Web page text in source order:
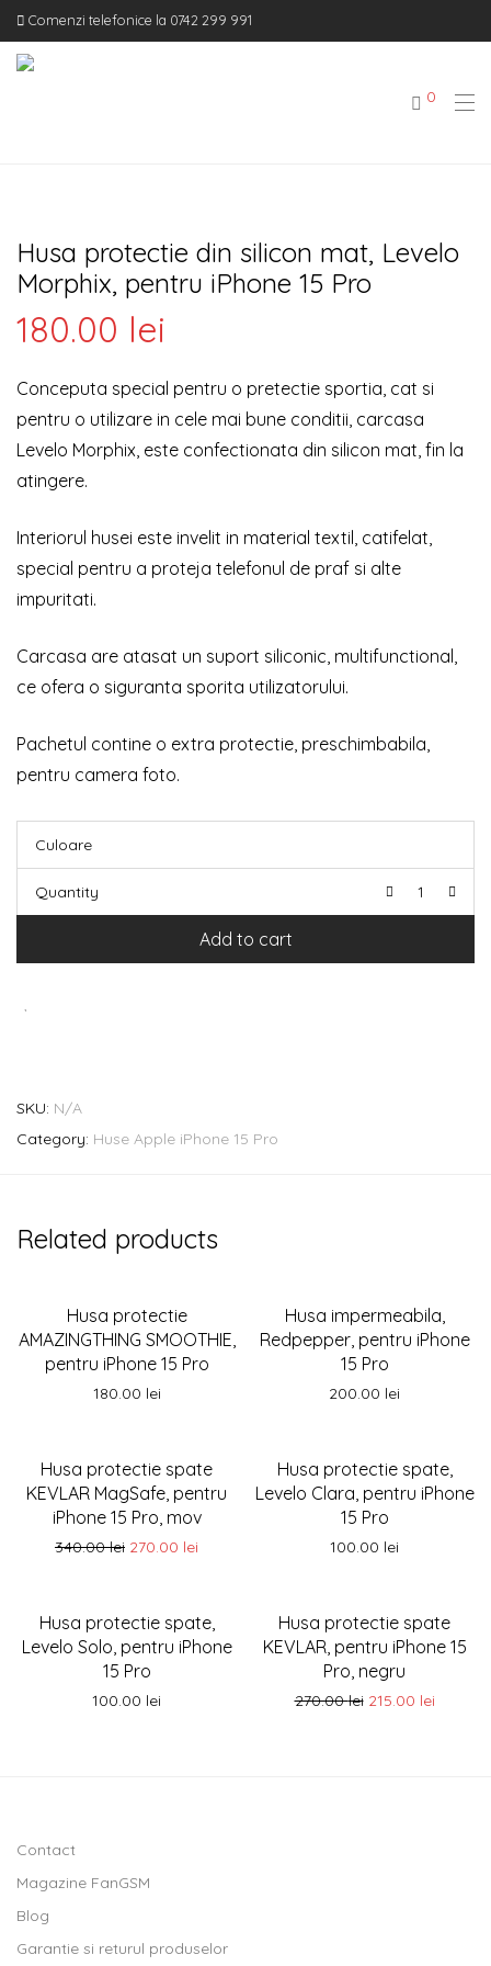
Comenzi telefonice la 0742 299 991
0
Husa protectie din silicon mat, Levelo
Morphix, pentru iPhone 15 Pro
180.00 lei
Conceputa special pentru o pretectie sportia, cat si
pentru o utilizare in cele mai bune conditii, carcasa
Levelo Morphix, este confectionata din silicon mat, fin la
atingere.
Interiorul husei este invelit in material textil, catifelat,
special pentru a proteja telefonul de praf si alte
impuritati.
Carcasa are atasat un suport siliconic, multifunctional,
ce ofera o siguranta sporita utilizatorului.
Pachetul contine o extra protectie, preschimbabila,
pentru camera foto.
Culoare
Quantity
Add to cart
SKU: N/A
Category: Huse Apple iPhone 15 Pro
Related products
Husa protectie
AMAZINGTHING SMOOTHIE,
pentru iPhone 15 Pro
180.00 lei
Husa impermeabila,
Redpepper, pentru iPhone
15 Pro
200.00 lei
-21 %
Husa protectie spate
KEVLAR MagSafe, pentru
iPhone 15 Pro, mov
340.00lei 270.00 lei
Husa protectie spate,
Levelo Clara, pentru iPhone
15 Pro
100.00 lei
Husa protectie spate,
Levelo Solo, pentru iPhone
15 Pro
100.00 lei
-20 %
Husa protectie spate
KEVLAR, pentru iPhone 15
Pro, negru
270.00lei 215.00 lei
Contact
Magazine FanGSM
Blog
Garantie si returul produselor